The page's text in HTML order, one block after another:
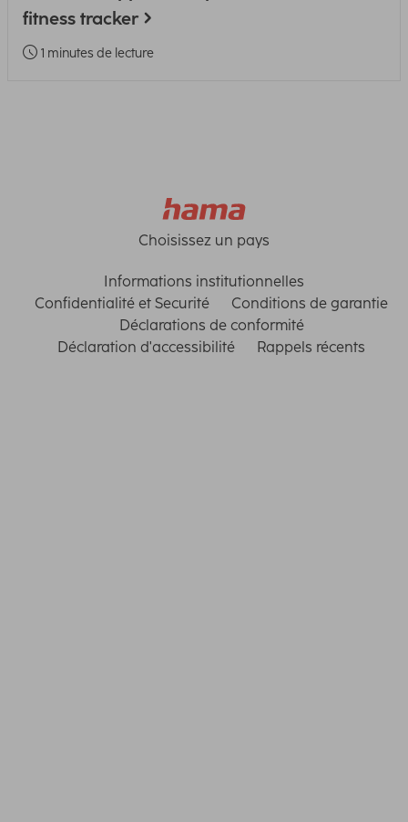
fitness tracker
1 minutes de lecture
Choisissez un pays
Informations institutionnelles
Confidentialité et Securité
Conditions de garantie
Déclarations de conformité
Déclaration d'accessibilité
Rappels récents